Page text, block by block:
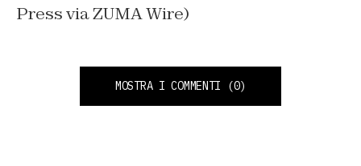
Press via ZUMA Wire)
MOSTRA I COMMENTI (0)